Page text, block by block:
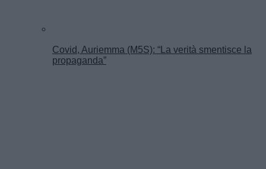
Covid, Auriemma (M5S): “La verità smentisce la
propaganda”